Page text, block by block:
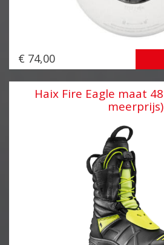
€ 74,00
Haix Fire Eagle maat
meerprijs)